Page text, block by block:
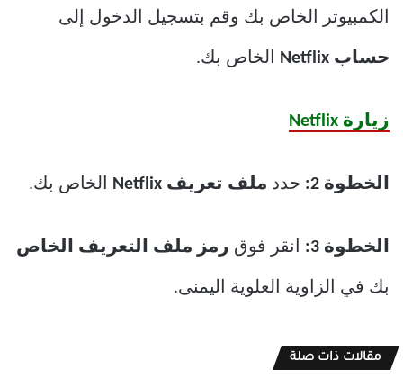
الكمبيوتر الخاص بك وقم بتسجيل الدخول إلى
حساب Netflix الخاص بك.
زيارة Netflix
الخطوة 2: حدد ملف تعريف Netflix الخاص بك.
الخطوة 3: انقر فوق رمز ملف التعريف الخاص
بك في الزاوية العلوية اليمنى.
مقالات ذات صلة